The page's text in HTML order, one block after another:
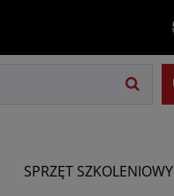
SPRZĘT SZKOLENIOWY